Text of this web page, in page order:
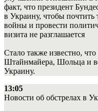
факт, что президент
в Украину, чтобы
войны и провести
визита не разглашается
Стало также известно,
Штайнмайера, Шольца и
Украину.
13:05
Новости об обстрелах в